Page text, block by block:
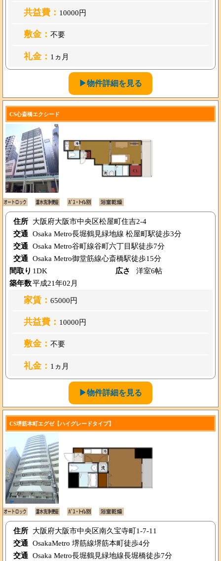
共益費： 10000円
敷金： 不要
礼金： 1ヵ月
▶物件詳細を見る
CS心斎橋エクシード
住所
大阪府大阪市中央区松屋町住吉2-4
交通 Osaka Metro長堀鶴見緑地線 松屋町駅徒歩3分
交通 Osaka Metro谷町線谷町六丁目駅徒歩7分
交通 Osaka Metro御堂筋線心斎橋駅徒歩15分
間取り 1DK 広さ
洋室6帖
築年数平成21年02月
家賃： 65000円
共益費： 10000円
敷金： 不要
礼金： 1ヵ月
▶物件詳細を見る
CS堺筋本町エグゼ【ハイグレードタイプ】
住所
大阪府大阪市中央区南久宝寺町1-7-11
交通 OsakaMetro 堺筋線堺筋本町徒歩4分
交通 Osaka Metro長堀鶴見緑地線長堀橋徒歩7分